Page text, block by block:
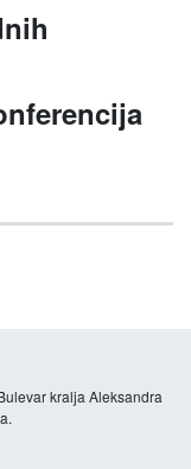
kralja Aleksandra